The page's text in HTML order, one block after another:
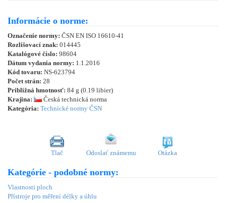
Informácie o norme:
Označenie normy: ČSN EN ISO 16610-41
Rozlišovací znak: 014445
Katalógové číslo: 98604
Dátum vydania normy: 1.1.2016
Kód tovaru: NS-623794
Počet strán: 28
Približná hmotnosť: 84 g (0.19 libier)
Krajina:
Česká technická norma
Kategória: Technické normy ČSN
Tlač Odoslať známemu Otázka
Kategórie - podobné normy:
Vlastnosti ploch
Přístroje pro měření délky a úhlu